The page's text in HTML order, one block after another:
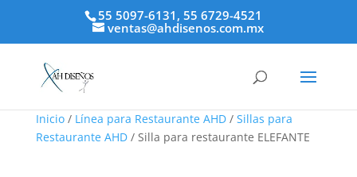
55 5097-6131, 55 6729-4521
ventas@ahdisenos.com.mx
Inicio/ Línea para Restaurante AHD/ Sillas para
Restaurante AHD/ Silla para restaurante ELEFANTE